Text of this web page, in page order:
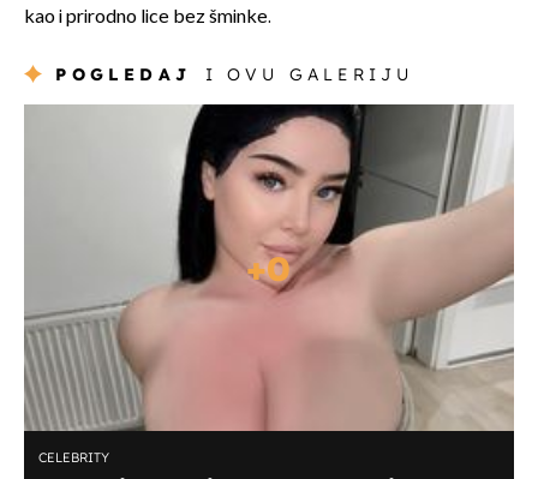
kao i prirodno lice bez šminke.
POGLEDAJ I OVU GALERIJU
+0
CELEBRITY